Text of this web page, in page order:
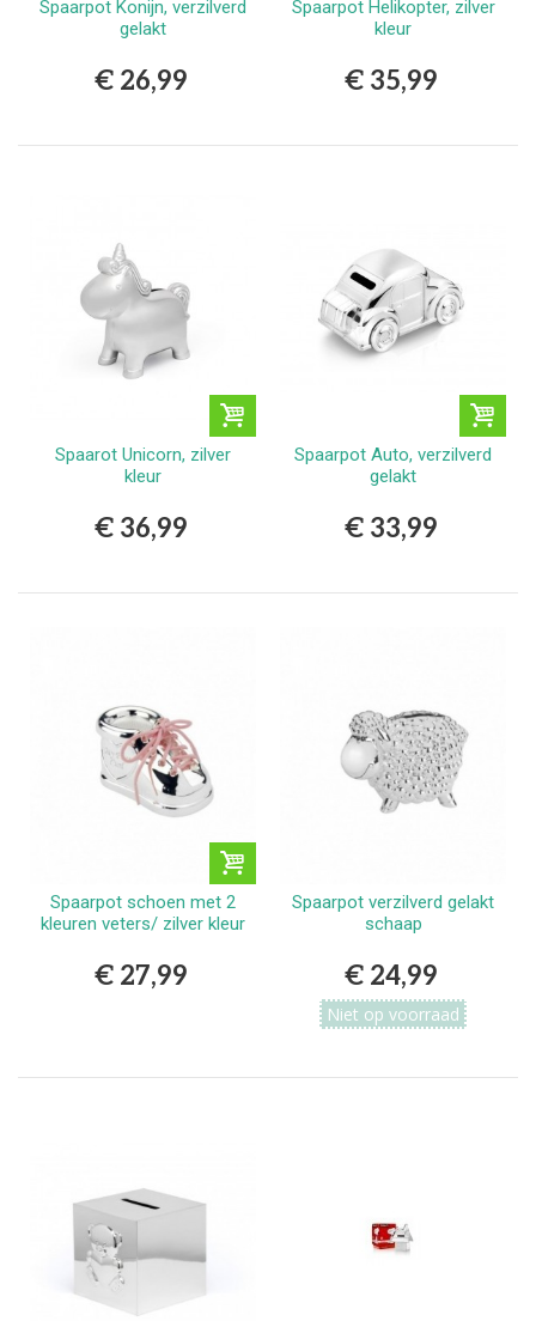
Spaarpot Konijn, verzilverd
gelakt
€ 26,99
Spaarpot Helikopter, zilver
kleur
€ 35,99
Spaarot Unicorn, zilver
kleur
€ 36,99
Spaarpot Auto, verzilverd
gelakt
€ 33,99
Spaarpot schoen met 2
kleuren veters/ zilver kleur
€ 27,99
Spaarpot verzilverd gelakt
schaap
€ 24,99
Niet op voorraad